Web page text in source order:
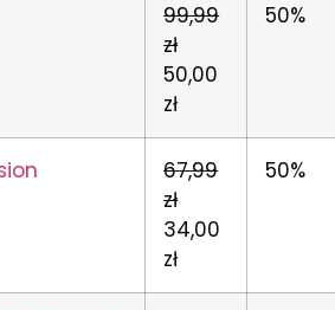
99,99
zł
50,00
zł
50%
67,99
zł
34,00
zł
50%